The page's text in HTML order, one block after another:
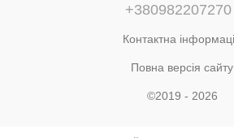
+380982207270
Контактна
Повна версія сайту
©2019 - 2026